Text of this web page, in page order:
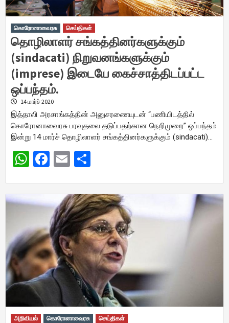
கொரோனாவைரசு செய்திகள்
தொழிலாளர் சங்கத்தினர்களுக்கும்
(sindacati) நிறுவனங்களுக்கும்
(imprese) இடையே கைச்சாத்திடப்பட்ட
ஒப்பந்தம்.
14 மார்ச் 2020
இத்தாலி அரசாங்கத்தின் அனுசரணையுடன் “பணியிடத்தில்
கொரோனாவைரசு பரவுதலை தடுப்பதற்கான நெறிமுறை” ஒப்பந்தம்
இன்று 14 மார்ச் தொழிலாளர் சங்கத்தினர்களுக்கும் (sindacati)…
WhatsApp
Facebook
Email
அறிவியல் கொரோனாவைரசு செய்திகள்